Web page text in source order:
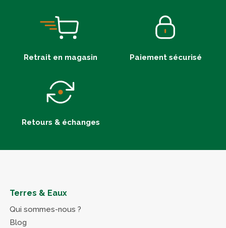
Retrait en magasin Paiement sécurisé
Retours & échanges
Terres & Eaux
Qui sommes-nous ?
Blog